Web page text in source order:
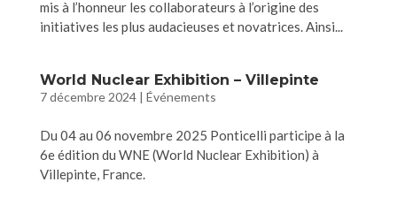
mis à l’honneur les collaborateurs à l’origine des
initiatives les plus audacieuses et novatrices. Ainsi...
World Nuclear Exhibition – Villepinte
7 décembre 2024| Événements
Du 04 au 06 novembre 2025 Ponticelli participe à la
6e édition du WNE (World Nuclear Exhibition) à
Villepinte, France.